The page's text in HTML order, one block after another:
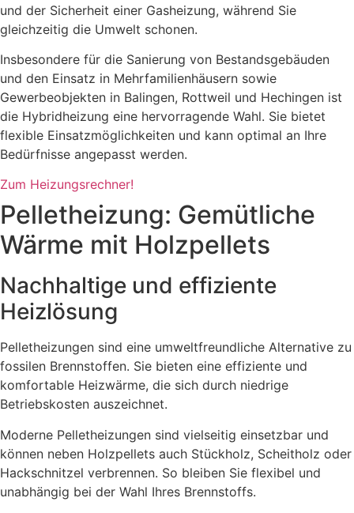
und der Sicherheit einer Gasheizung, während Sie
gleichzeitig die Umwelt schonen.
Insbesondere für die Sanierung von Bestandsgebäuden
und den Einsatz in Mehrfamilienhäusern sowie
Gewerbeobjekten in Balingen, Rottweil und Hechingen ist
die Hybridheizung eine hervorragende Wahl. Sie bietet
flexible Einsatzmöglichkeiten und kann optimal an Ihre
Bedürfnisse angepasst werden.
Zum Heizungsrechner!
Pelletheizung: Gemütliche
Wärme mit Holzpellets
Nachhaltige und effiziente
Heizlösung
Pelletheizungen sind eine umweltfreundliche Alternative zu
fossilen Brennstoffen. Sie bieten eine effiziente und
komfortable Heizwärme, die sich durch niedrige
Betriebskosten auszeichnet.
Moderne Pelletheizungen sind vielseitig einsetzbar und
können neben Holzpellets auch Stückholz, Scheitholz oder
Hackschnitzel verbrennen. So bleiben Sie flexibel und
unabhängig bei der Wahl Ihres Brennstoffs.